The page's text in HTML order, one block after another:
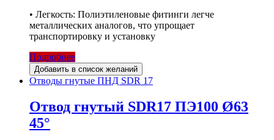
• Легкость: Полиэтиленовые фитинги легче
металлических аналогов, что упрощает
транспортировку и установку
Подробнее
Добавить в список желаний
Отводы гнутые ПНД SDR 17
Отвод гнутый SDR17 ПЭ100 Ø63
45°